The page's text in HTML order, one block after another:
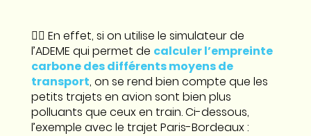
👉🏼 En effet, si on utilise le simulateur de
l’ADEME qui permet de calculer l’empreinte
carbone des différents moyens de
transport, on se rend bien compte que les
petits trajets en avion sont bien plus
polluants que ceux en train. Ci-dessous,
l’exemple avec le trajet Paris-Bordeaux :